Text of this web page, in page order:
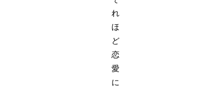
れ
ほ
ど
恋
愛
に